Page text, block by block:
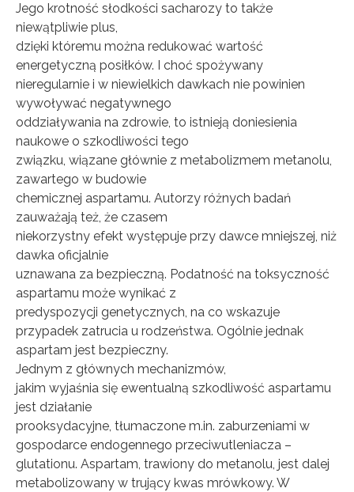
Jego krotność słodkości sacharozy to także
niewątpliwie plus,
dzięki któremu można redukować wartość
energetyczną posiłków. I choć spożywany
nieregularnie i w niewielkich dawkach nie powinien
wywoływać negatywnego
oddziaływania na zdrowie, to istnieją doniesienia
naukowe o szkodliwości tego
związku, wiązane głównie z metabolizmem metanolu,
zawartego w budowie
chemicznej aspartamu. Autorzy różnych badań
zauważają też, że czasem
niekorzystny efekt występuje przy dawce mniejszej, niż
dawka oficjalnie
uznawana za bezpieczną. Podatność na toksyczność
aspartamu może wynikać z
predyspozycji genetycznych, na co wskazuje
przypadek zatrucia u rodzeństwa. Ogólnie jednak
aspartam jest bezpieczny.
Jednym z głównych mechanizmów,
jakim wyjaśnia się ewentualną szkodliwość aspartamu
jest działanie
prooksydacyjne, tłumaczone m.in. zaburzeniami w
gospodarce endogennego przeciwutleniacza –
glutationu. Aspartam, trawiony do metanolu, jest dalej
metabolizowany w trujący kwas mrówkowy. W